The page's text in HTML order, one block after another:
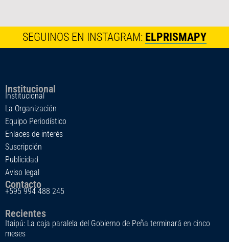
SEGUINOS EN INSTAGRAM: ELPRISMAPY
Institucional
Institucional
La Organización
Equipo Periodístico
Enlaces de interés
Suscripción
Publicidad
Aviso legal
Contacto
+595 994 488 245
Recientes
Itaipú: La caja paralela del Gobierno de Peña terminará en cinco
meses